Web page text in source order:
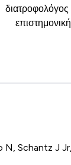
N, Schantz J